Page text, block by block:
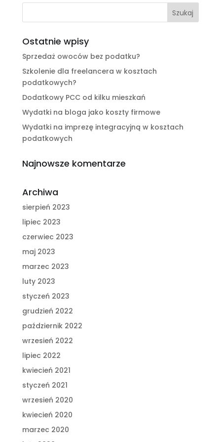
Ostatnie wpisy
Sprzedaż owoców bez podatku?
Szkolenie dla freelancera w kosztach
podatkowych?
Dodatkowy PCC od kilku mieszkań
Wydatki na bloga jako koszty firmowe
Wydatki na imprezę integracyjną w kosztach
podatkowych
Najnowsze komentarze
Archiwa
sierpień 2023
lipiec 2023
czerwiec 2023
maj 2023
marzec 2023
luty 2023
styczeń 2023
grudzień 2022
październik 2022
wrzesień 2022
lipiec 2022
kwiecień 2021
styczeń 2021
wrzesień 2020
kwiecień 2020
marzec 2020